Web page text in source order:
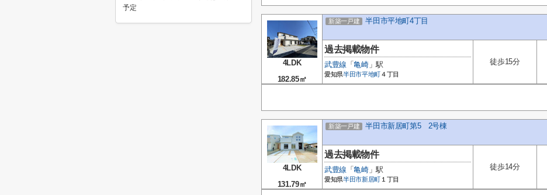
4LDK
182.85㎡
新築一戸建 半田市平地町4丁目
過去掲載物件
武豊線 「亀崎」駅
愛知県半田市平地町 ４丁目
徒歩15分
4LDK
131.79㎡
新築一戸建 半田市新居町第5 2号棟
過去掲載物件
武豊線 「亀崎」駅
愛知県半田市新居町 １丁目
徒歩14分
予定